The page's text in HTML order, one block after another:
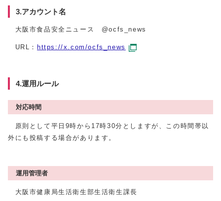
3.アカウント名
大阪市食品安全ニュース @ocfs_news
URL： https://x.com/ocfs_news
4.運用ルール
対応時間
原則として平日9時から17時30分としますが、この時間帯以
外にも投稿する場合があります。
運用管理者
大阪市健康局生活衛生部生活衛生課長